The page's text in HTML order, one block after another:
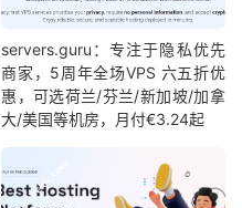
servers.guru：专注于隐私优先
商家，5周年全场VPS 六五折优
惠，可选荷兰/芬兰/新加坡/加拿
大/美国等机房，月付€3.24起